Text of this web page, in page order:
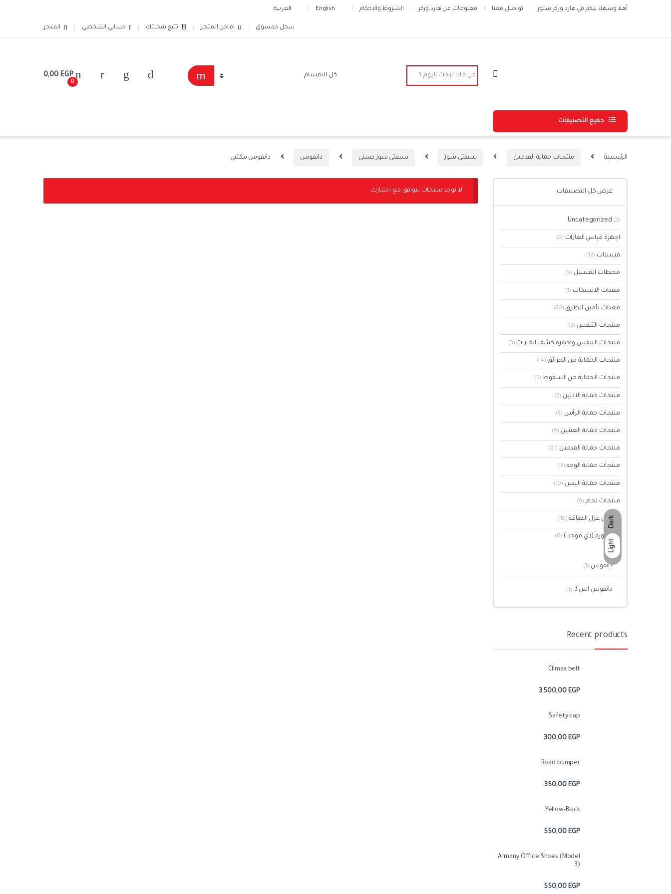
Dark
Light
Skip to navigation
Skip to content
أهلا وسهلا بيكم في هارد وركر ستور تواصل معنا معلومات عن هارد وركر الشروط والاحكام English العربية
سجل كمسوق اماكن المتجر تتبع شحنتك حسابي الشخصي المتجر
0
0,00 EGP
جميع التصنيفات
الرئيسية منتجات حماية القدمين سيفتي شوز سيفتي شوز صيني دانفوس دانفوس مكتبي
لا توجد منتجات تتوافق مع اختيارك. عرض كل التصنيفات
Uncategorized (2)
اجهزة قياس الغازات (2)
فيستات (12)
محطات الغسيل (5)
معدات الانسكاب (1)
معدات تأمين الطرق (20)
منتجات التنفس (2)
منتجات التنفس واجهزة كشف الغازات (3)
منتجات الحماية من الحرائق (14)
منتجات الحماية من السقوط (5)
منتجات حماية الاذنين (2)
منتجات حماية الرأس (5)
منتجات حماية العينين (9)
منتجات حماية القدمين (61)
منتجات حماية الوجه (3)
منتجات حماية اليدين (10)
منتجات لحام (6)
وسائل عزل الطاقة (10)
يوني فورم (زي موحد ) (8)
دانفوس (1)
دانفوس اس 3 (1)
Recent products
Climax belt
3.500,00EGP
Safety cap
300,00EGP
Road bumper
350,00EGP
Yellow-Black
550,00EGP
Armany Office Shoes (Model
3)
550,00EGP